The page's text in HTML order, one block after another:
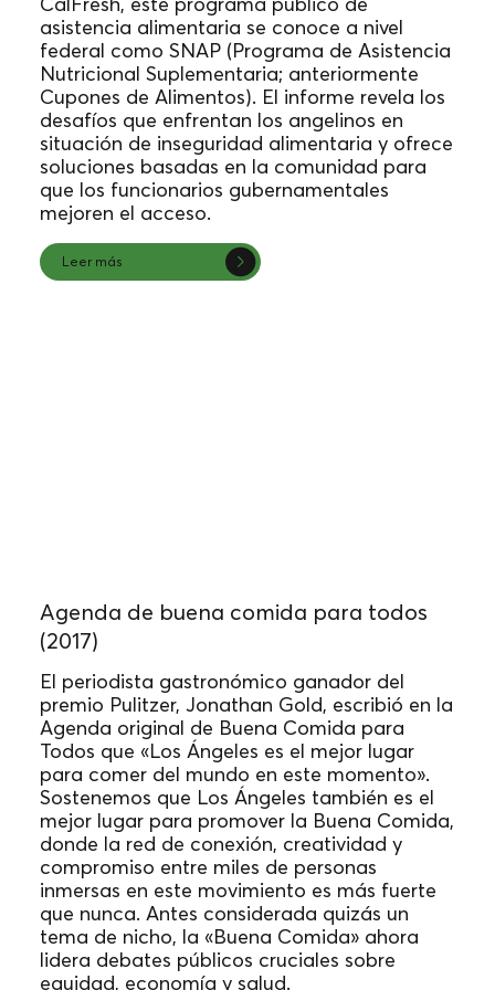
asistencia alimentaria se conoce a nivel
federal como SNAP (Programa de Asistencia
Nutricional Suplementaria; anteriormente
Cupones de Alimentos). El informe revela los
desafíos que enfrentan los angelinos en
situación de inseguridad alimentaria y ofrece
soluciones basadas en la comunidad para
que los funcionarios gubernamentales
mejoren el acceso.
Leer más
Agenda de buena comida para todos
(2017)
El periodista gastronómico ganador del
premio Pulitzer, Jonathan Gold, escribió en la
Agenda original de Buena Comida para
Todos que «Los Ángeles es el mejor lugar
para comer del mundo en este momento».
Sostenemos que Los Ángeles también es el
mejor lugar para promover la Buena Comida,
donde la red de conexión, creatividad y
compromiso entre miles de personas
inmersas en este movimiento es más fuerte
que nunca. Antes considerada quizás un
tema de nicho, la «Buena Comida» ahora
lidera debates públicos cruciales sobre
equidad, economía y salud.